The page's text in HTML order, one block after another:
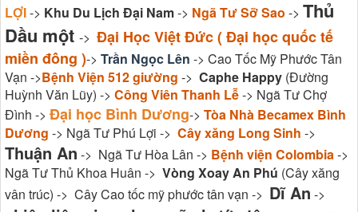
LỢI-> Khu Du Lịch Đại Nam-> Ngã Tư Sỡ Sao -> Thủ
Dầu một -> Đại Học Việt Đức ( Đại học quốc tế
miền đông )-> Trần Ngọc Lên -> Cao Tốc Mỹ Phước Tân
Vạn ->Bệnh Viện 512 giường -> Caphe Happy (Đường
Huỳnh Văn Lũy) -> Công Viên Thanh Lễ-> Ngã Tư Chợ
Đình -> Đại học Bình Dương-> Tòa Nhà Becamex Bình
Dương -> Ngã Tư Phú Lợi -> Cây xăng Long Sinh ->
Thuận An -> Ngã Tư Hòa Lân -> Bệnh viện Colombia->
Ngã Tư Thủ Khoa Huân -> Vòng Xoay An Phú (Cây xăng
vân trúc) -> Cây Cao tốc mỹ phước tân vạn -> Dĩ An ->